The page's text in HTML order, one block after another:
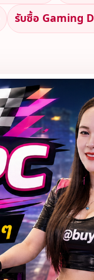
รับซื้อ Gaming